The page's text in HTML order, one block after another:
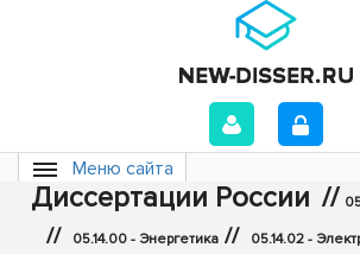
Меню сайта
Диссертации России //
// 05.14.00 - Энергетика // 05.14.02 -